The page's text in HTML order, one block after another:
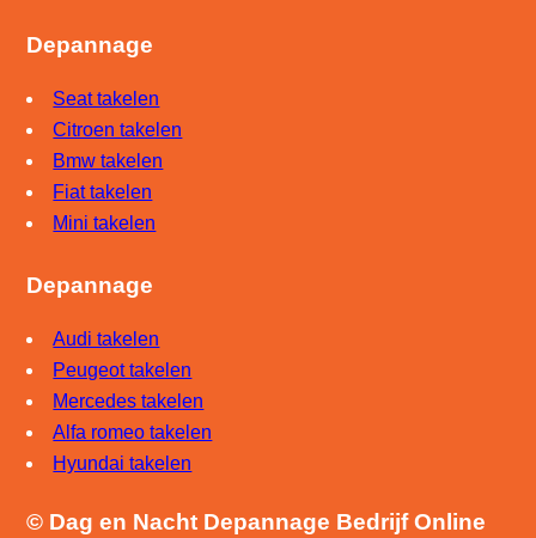
Depannage
Seat takelen
Citroen takelen
Bmw takelen
Fiat takelen
Mini takelen
Depannage
Audi takelen
Peugeot takelen
Mercedes takelen
Alfa romeo takelen
Hyundai takelen
© Dag en Nacht Depannage Bedrijf Online